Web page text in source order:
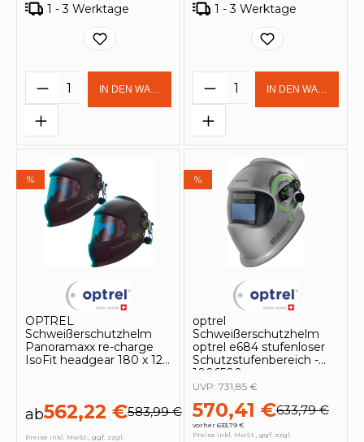
1 - 3 Werktage
Produkt Anzahl: Gib den
IN DEN WARENKORB
1 - 3 Werktage
Produkt Anzahl:
IN DEN
%
OPTREL
Schweißerschutzhelm
Panoramaxx re-charge
IsoFit headgear 180 x 120
ab562,22 €583,99 €
Preise inkl. MwSt., ggf. zzgl.
%
optrel
Schweißerschutzhelm
optrel e684 stufenloser
Schutzstufenbereich -
1006500
570,41 €633,79 €
vorher 633,79 €
UVP: 731,85 €
Preise inkl. MwSt., ggf. zzgl.